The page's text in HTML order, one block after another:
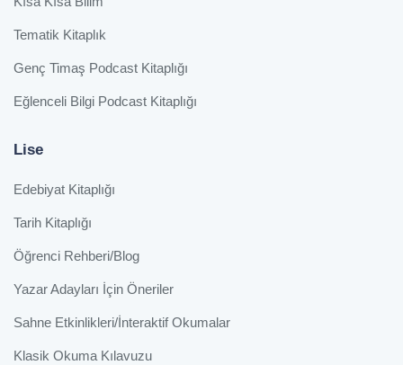
Tematik Kitaplık
Genç Timaş Podcast Kitaplığı
Eğlenceli Bilgi Podcast Kitaplığı
Lise
Edebiyat Kitaplığı
Tarih Kitaplığı
Öğrenci Rehberi/Blog
Yazar Adayları İçin Öneriler
Sahne Etkinlikleri/İnteraktif Okumalar
Klasik Okuma Kılavuzu